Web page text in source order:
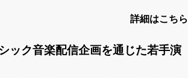
詳細はこちら
ック音楽配信企画を通じた若手演